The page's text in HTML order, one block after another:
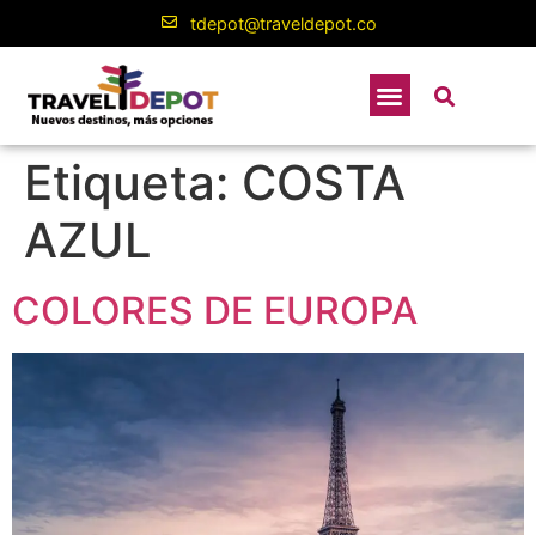
tdepot@traveldepot.co
Etiqueta: COSTA
AZUL
COLORES DE EUROPA